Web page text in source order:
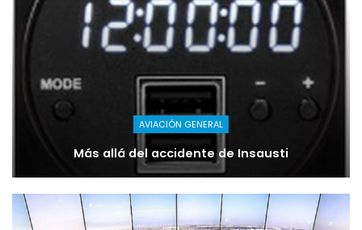
AVIACIÓN GENERAL
Más allá del accidente de Insausti